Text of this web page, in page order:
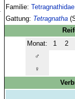
Familie:
Tetragnathidae
Gattung: Tetragnatha
Monat:
1 2
♂
♀